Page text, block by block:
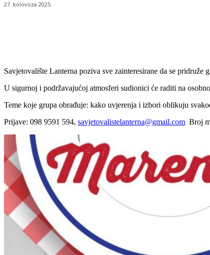
27. kolovoza 2025.
Savjetovalište Lanterna poziva sve zainteresirane da se
U sigurnoj i podržavajućoj atmosferi sudionici će raditi na
Teme koje grupa obrađuje: kako uvjerenja i izbori oblikuju
Prijave: 098 9591 594, savjetovalistelanterna@gmail.com Broj